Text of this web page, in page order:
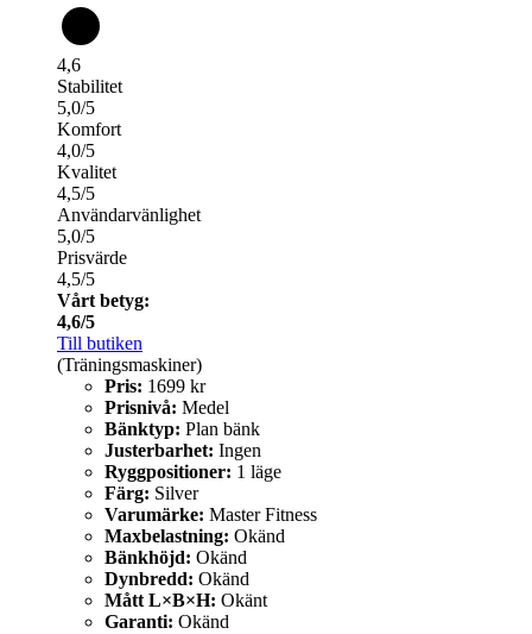
4,6
Stabilitet
5,0/5
Komfort
4,0/5
Kvalitet
4,5/5
Användarvänlighet
5,0/5
Prisvärde
4,5/5
Vårt betyg:
4,6/5
Till butiken
(Träningsmaskiner)
Pris: 1699 kr
Prisnivå: Medel
Bänktyp: Plan bänk
Justerbarhet: Ingen
Ryggpositioner: 1 läge
Färg: Silver
Varumärke: Master Fitness
Maxbelastning: Okänd
Bänkhöjd: Okänd
Dynbredd: Okänd
Mått L×B×H: Okänt
Garanti: Okänd